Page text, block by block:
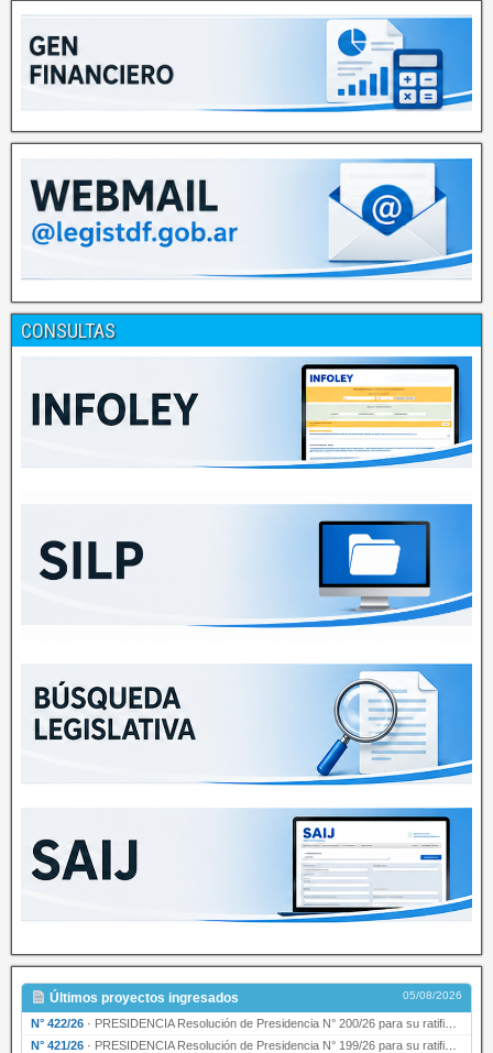
CONSULTAS
Últimos proyectos ingresados 05/08/2026
N° 422/26 · PRESIDENCIA Resolución de Presidencia N° 200/26 para su ratificación.
N° 421/26 · PRESIDENCIA Resolución de Presidencia N° 199/26 para su ratificación.